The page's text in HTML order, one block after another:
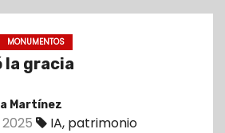
MONUMENTOS
la gracia
Martínez
IA, patrimonio